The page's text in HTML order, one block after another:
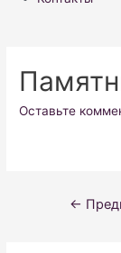
Оставьте
Навигация
←